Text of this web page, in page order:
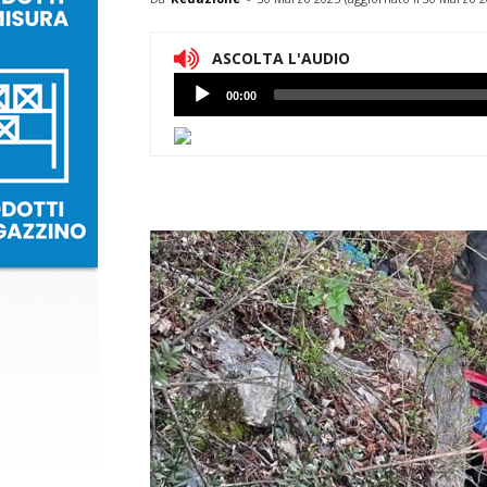
ASCOLTA L'AUDIO
Lettore
Audio
00:00